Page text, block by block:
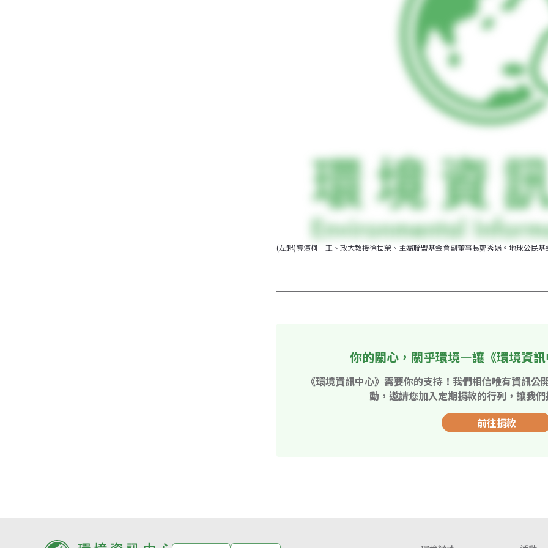
(左起)導演柯一正、政大教授徐世榮、主婦聯盟基金會副董事長鄭秀娟。地球公民基
你的關心，關乎環境—讓《環境資
《環境資訊中心》需要你的支持！我們相信唯有資訊
動，邀請您加入定期捐款的行列，讓我
前往捐款